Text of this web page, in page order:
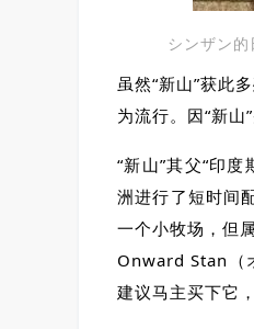
シンザン
虽然“新山”获此
为流行。因“新山
“新山”其父“印
洲进行了短时间
一个小牧场，但
Onward Stan（
建议马主买下它